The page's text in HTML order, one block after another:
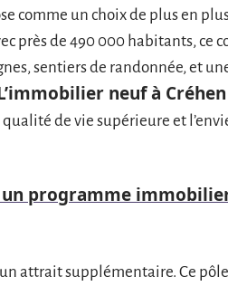
comme un choix de plus en
près de 490 000 habitants, ce
sentiers de randonnée, et
neuf à Créhen
de vie supérieure et
programme
attrait supplémentaire. Ce